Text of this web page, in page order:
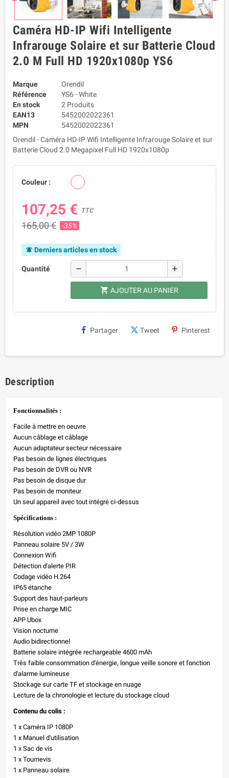
Caméra HD-IP Wifi Intelligente
Infrarouge Solaire et sur Batterie Cloud
2.0 M Full HD 1920x1080p YS6
Marque
Orendil
Référence
YS6 - White
En stock
2 Produits
EAN13
5452002022361
MPN
5452002022361
Orendil - Caméra HD-IP Wifi Intelligente Infrarouge Solaire et sur
Batterie Cloud 2.0 Megapixel Full HD 1920x1080p
Couleur :
107,25 € TTC
165,00 € -35%
notifications_active Derniers articles en stock
Quantité remove add
shopping_cart AJOUTER AU PANIER
Partager Tweet Pinterest
Description
Fonctionnalités :
Facile à mettre en oeuvre
Aucun câblage et câblage
Aucun adaptateur secteur nécessaire
Pas besoin de lignes électriques
Pas besoin de DVR ou NVR
Pas besoin de disque dur
Pas besoin de moniteur
Un seul appareil avec tout intégré ci-dessus
Spécifications :
Résolution vidéo 2MP 1080P
Panneau solaire 5V / 3W
Connexion Wifi
Détection d'alerte PIR
Codage vidéo H.264
IP65 étanche
Support des haut-parleurs
Prise en charge MIC
APP Ubox
Vision nocturne
Audio bidirectionnel
Batterie solaire intégrée rechargeable 4600 mAh
Très faible consommation d'énergie, longue veille sonore et fonction
d'alarme lumineuse
Stockage sur carte TF et stockage en nuage
Lecture de la chronologie et lecture du stockage cloud
Contenu du colis :
1 x Caméra IP 1080P
1 x Manuel d'utilisation
1 x Sac de vis
1 x Tournevis
1 x Panneau solaire